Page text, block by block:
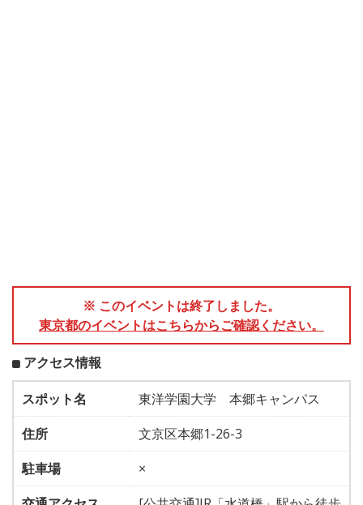
※ このイベントは終了しました。
東京都のイベントはこちらからご確認ください。
アクセス情報
スポット名
東洋学園大学 本郷キャンパス
住所
文京区本郷1-26-3
駐車場
×